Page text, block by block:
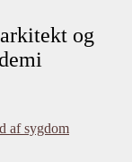
og
af sygdom